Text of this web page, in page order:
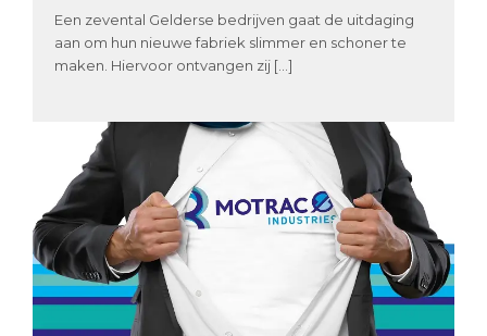
Een zevental Gelderse bedrijven gaat de uitdaging
aan om hun nieuwe fabriek slimmer en schoner te
maken. Hiervoor ontvangen zij […]